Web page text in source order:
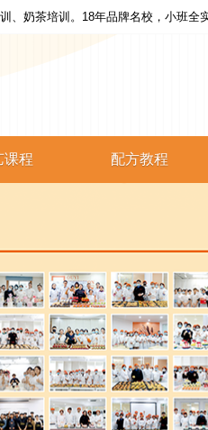
奶茶培训。18年品牌名校，小班全
课程
培训
培训
培训
培训
培训
配方教程
烘焙配方
咖啡配方
奶茶配方
饮品配方
调酒配方